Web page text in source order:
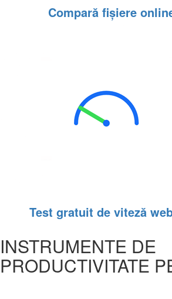
Compară fișiere
Test gratuit de viteză
INSTRUMENTE DE
PRODUCTIVITATE